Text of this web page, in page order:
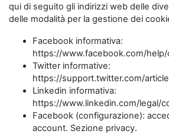
qui di seguito gli indirizzi web delle
delle modalità per la gestione dei
Facebook informativa:
https://www.facebook.com/
Twitter informative:
https://support.twitter.com/
Linkedin informativa:
https://www.linkedin.com/legal/
Facebook (configurazione):
account. Sezione privacy.